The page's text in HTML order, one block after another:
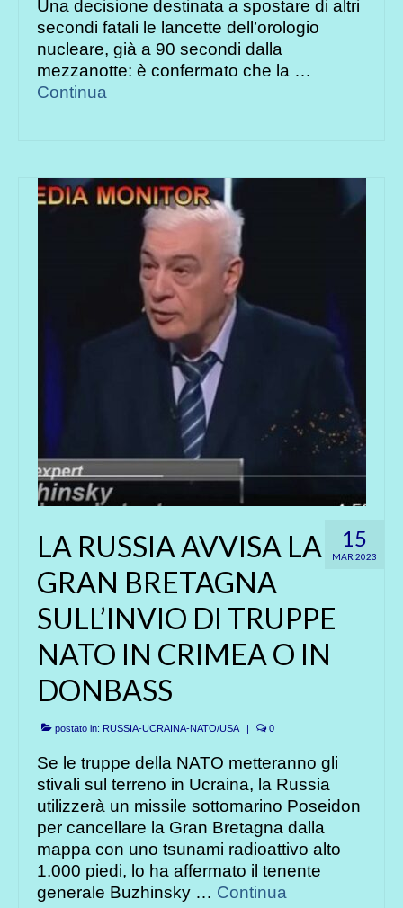
Una decisione destinata a spostare di altri
secondi fatali le lancette dell’orologio
nucleare, già a 90 secondi dalla
mezzanotte: è confermato che la …
Continua
15
MAR 2023
LA RUSSIA AVVISA LA
GRAN BRETAGNA
SULL’INVIO DI TRUPPE
NATO IN CRIMEA O IN
DONBASS
postato in: RUSSIA-UCRAINA-NATO/USA | 0
Se le truppe della NATO metteranno gli
stivali sul terreno in Ucraina, la Russia
utilizzerà un missile sottomarino Poseidon
per cancellare la Gran Bretagna dalla
mappa con uno tsunami radioattivo alto
1.000 piedi, lo ha affermato il tenente
generale Buzhinsky … Continua